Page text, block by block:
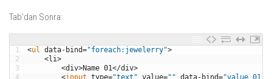
Tab’dan Sonra:
1
2
3
4
<ul data- bind="foreach:jewelerry">
<li>
<div>Name 01</div>
<input type="text" value="" data- bind="value 01"